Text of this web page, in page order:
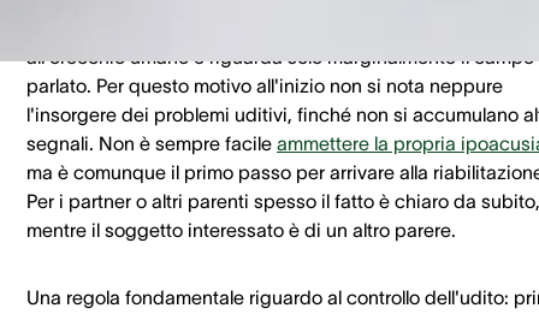
all'orecchio umano e riguarda solo marginalmente il campo
parlato. Per questo motivo all'inizio non si nota neppure
l'insorgere dei problemi uditivi, finché non si accumulano
segnali. Non è sempre facile ammettere la propria
ma è comunque il primo passo per arrivare alla
Per i partner o altri parenti spesso il fatto è chiaro da subito,
mentre il soggetto interessato è di un altro parere.
Una regola fondamentale riguardo al controllo dell'udito: